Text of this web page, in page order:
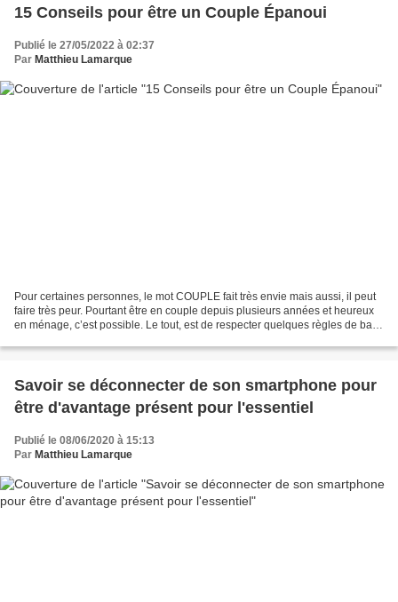
15 Conseils pour être un Couple Épanoui
Publié le 27/05/2022 à 02:37
Par Matthieu Lamarque
Pour certaines personnes, le mot COUPLE fait très envie mais aussi, il peut
faire très peur. Pourtant être en couple depuis plusieurs années et heureux
en ménage, c’est possible. Le tout, est de respecter quelques règles de base
Savoir se déconnecter de son smartphone pour
être d'avantage présent pour l'essentiel
Publié le 08/06/2020 à 15:13
Par Matthieu Lamarque